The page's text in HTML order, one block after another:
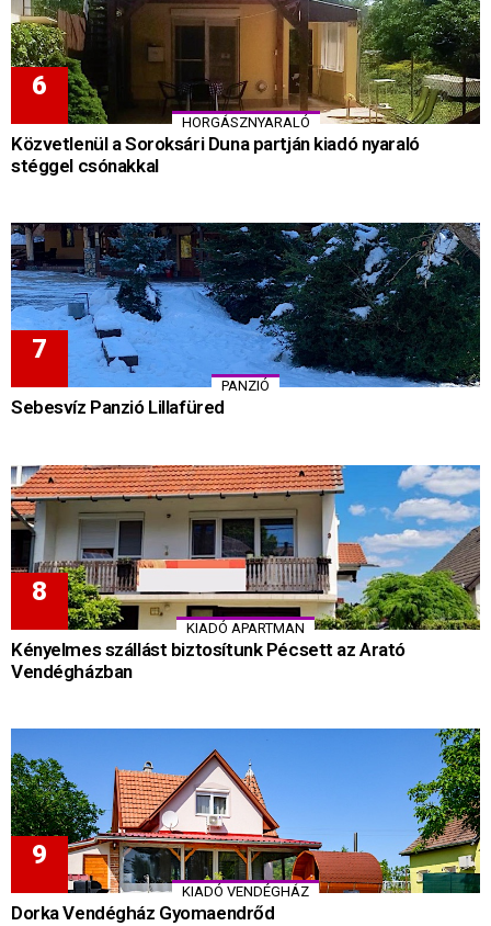
HORGÁSZNYARALÓ
Közvetlenül a Soroksári Duna partján kiadó nyaraló
stéggel csónakkal
PANZIÓ
Sebesvíz Panzió Lillafüred
KIADÓ APARTMAN
Kényelmes szállást biztosítunk Pécsett az Arató
Vendégházban
KIADÓ VENDÉGHÁZ
Dorka Vendégház Gyomaendrőd